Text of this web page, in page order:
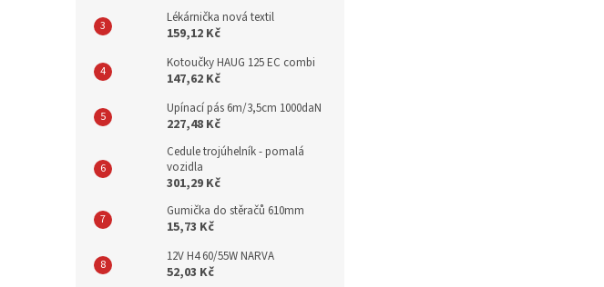
Lékárnička nová textil
159,12 Kč
Kotoučky HAUG 125 EC combi
147,62 Kč
Upínací pás 6m/3,5cm 1000daN
227,48 Kč
Cedule trojúhelník - pomalá
vozidla
301,29 Kč
Gumička do stěračů 610mm
15,73 Kč
12V H4 60/55W NARVA
52,03 Kč